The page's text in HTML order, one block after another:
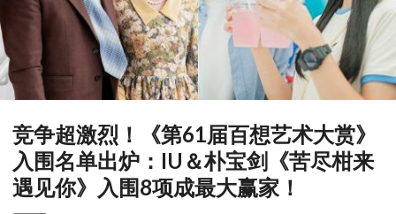
竞争超激烈！《第61届百想艺术大赏》
入围名单出炉：IU＆朴宝剑《苦尽柑来
遇见你》入围8项成最大赢家！